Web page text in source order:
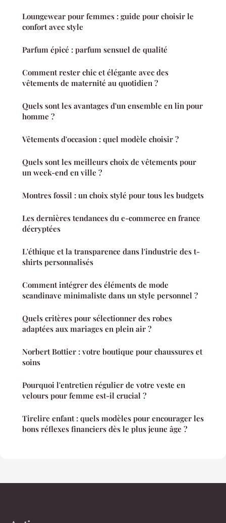
Loungewear pour femmes : guide pour choisir le
confort avec style
Parfum épicé : parfum sensuel de qualité
Comment rester chic et élégante avec des
vêtements de maternité au quotidien ?
Quels sont les avantages d'un ensemble en lin pour
homme ?
Vêtements d'occasion : quel modèle choisir ?
Quels sont les meilleurs choix de vêtements pour
un week-end en ville ?
Montres fossil : un choix stylé pour tous les budgets
Les dernières tendances du e-commerce en france
décryptées
L'éthique et la transparence dans l'industrie des t-
shirts personnalisés
Comment intégrer des éléments de mode
scandinave minimaliste dans un style personnel ?
Quels critères pour sélectionner des robes
adaptées aux mariages en plein air ?
Norbert Bottier : votre boutique pour chaussures et
soins
Pourquoi l'entretien régulier de votre veste en
velours pour femme est-il crucial ?
Tirelire enfant : quels modèles pour encourager les
bons réflexes financiers dès le plus jeune âge ?